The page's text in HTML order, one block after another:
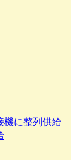
機に整列供給